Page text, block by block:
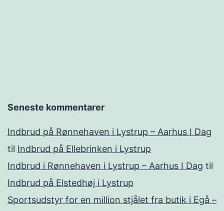
Seneste kommentarer
Indbrud på Rønnehaven i Lystrup – Aarhus I Dag
til Indbrud på Ellebrinken i Lystrup
Indbrud i Rønnehaven i Lystrup – Aarhus I Dag til
Indbrud på Elstedhøj i Lystrup
Sportsudstyr for en million stjålet fra butik i Egå –